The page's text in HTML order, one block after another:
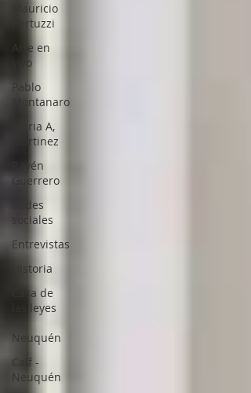
Mauricio
Bertuzzi
Arte en
vivo
Pablo
Montanaro
Maria A,
Martinez
Rayén
Guerrero
Redes
sociales
Entrevistas
Historia
Casa de
las leyes
Neuquén
Calf -
Neuquén